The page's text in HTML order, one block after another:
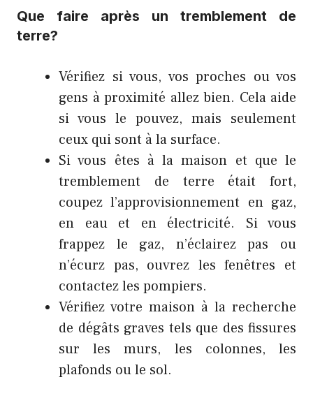
Que faire après un tremblement de
terre?
Vérifiez si vous, vos proches ou vos
gens à proximité allez bien. Cela aide
si vous le pouvez, mais seulement
ceux qui sont à la surface.
Si vous êtes à la maison et que le
tremblement de terre était fort,
coupez l’approvisionnement en gaz,
en eau et en électricité. Si vous
frappez le gaz, n’éclairez pas ou
n’écurz pas, ouvrez les fenêtres et
contactez les pompiers.
Vérifiez votre maison à la recherche
de dégâts graves tels que des fissures
sur les murs, les colonnes, les
plafonds ou le sol.